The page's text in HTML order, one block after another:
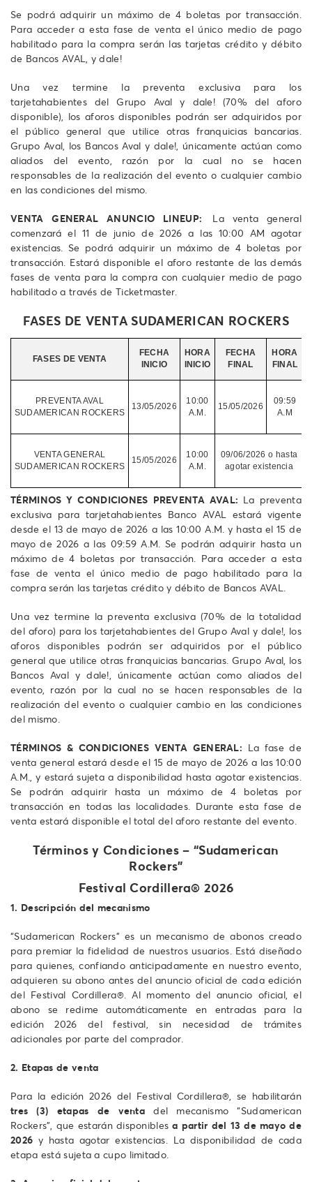
Se podrá adquirir un máximo de 4 boletas por transacción.
Para acceder a esta fase de venta el único medio de pago
habilitado para la compra serán las tarjetas crédito y débito
de Bancos AVAL, y dale!
Una vez termine la preventa exclusiva para los
tarjetahabientes del Grupo Aval y dale! (70% del aforo
disponible), los aforos disponibles podrán ser adquiridos por
el público general que utilice otras franquicias bancarias.
Grupo Aval, los Bancos Aval y dale!, únicamente actúan como
aliados del evento, razón por la cual no se hacen
responsables de la realización del evento o cualquier cambio
en las condiciones del mismo.
VENTA GENERAL ANUNCIO LINEUP: La venta general
comenzará el 11 de junio de 2026 a las 10:00 AM agotar
existencias. Se podrá adquirir un máximo de 4 boletas por
transacción. Estará disponible el aforo restante de las demás
fases de venta para la compra con cualquier medio de pago
habilitado a través de Ticketmaster.
FASES DE VENTA SUDAMERICAN ROCKERS
FASES DE VENTA
FECHA
INICIO
HORA
INICIO
FECHA
FINAL
HORA
FINAL
PREVENTA AVAL
SUDAMERICAN ROCKERS
13/05/2026
10:00
A.M.
15/05/2026
09:59
A.M
VENTA GENERAL
SUDAMERICAN ROCKERS
15/05/2026
10:00
A.M.
09/06/2026 o hasta
agotar existencia
TÉRMINOS Y CONDICIONES PREVENTA AVAL: La preventa
exclusiva para tarjetahabientes Banco AVAL estará vigente
desde el 13 de mayo de 2026 a las 10:00 A.M. y hasta el 15 de
mayo de 2026 a las 09:59 A.M. Se podrán adquirir hasta un
máximo de 4 boletas por transacción. Para acceder a esta
fase de venta el único medio de pago habilitado para la
compra serán las tarjetas crédito y débito de Bancos AVAL.
Una vez termine la preventa exclusiva (70% de la totalidad
del aforo) para los tarjetahabientes del Grupo Aval y dale!, los
aforos disponibles podrán ser adquiridos por el público
general que utilice otras franquicias bancarias. Grupo Aval, los
Bancos Aval y dale!, únicamente actúan como aliados del
evento, razón por la cual no se hacen responsables de la
realización del evento o cualquier cambio en las condiciones
del mismo.
TÉRMINOS & CONDICIONES VENTA GENERAL: La fase de
venta general estará desde el 15 de mayo de 2026 a las 10:00
A.M., y estará sujeta a disponibilidad hasta agotar existencias.
Se podrán adquirir hasta un máximo de 4 boletas por
transacción en todas las localidades. Durante esta fase de
venta estará disponible el total del aforo restante del evento.
Términos y Condiciones – “Sudamerican
Rockers”
Festival Cordillera® 2026
1. Descripción del mecanismo
“Sudamerican Rockers” es un mecanismo de abonos creado
para premiar la fidelidad de nuestros usuarios. Está diseñado
para quienes, confiando anticipadamente en nuestro evento,
adquieren su abono antes del anuncio oficial de cada edición
del Festival Cordillera®. Al momento del anuncio oficial, el
abono se redime automáticamente en entradas para la
edición 2026 del festival, sin necesidad de trámites
adicionales por parte del comprador.
2. Etapas de venta
Para la edición 2026 del Festival Cordillera®, se habilitarán
tres (3) etapas de venta del mecanismo “Sudamerican
Rockers”, que estarán disponiblesa partir del 13 de mayo de
2026 y hasta agotar existencias. La disponibilidad de cada
etapa está sujeta a cupo limitado.